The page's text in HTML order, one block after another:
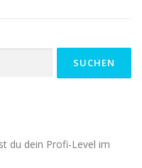
du dein Profi-Level im